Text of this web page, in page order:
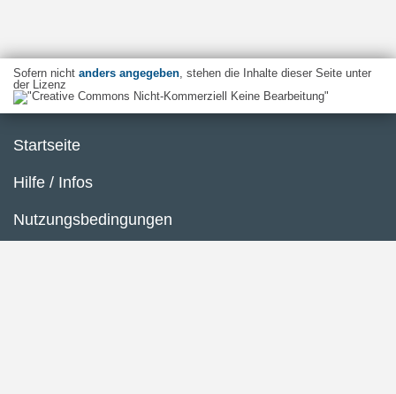
Sofern nicht anders angegeben, stehen die Inhalte dieser Seite unter
der Lizenz
Startseite
Hilfe / Infos
Nutzungsbedingungen